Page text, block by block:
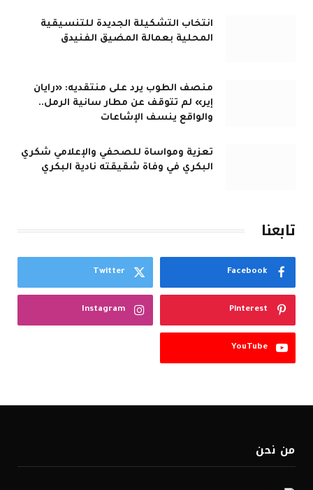
انتخاب التشكيلة الجديدة للتنسيقية
المحلية بعمالة المضيق الفنيدق
منصف الطوب يرد على منتقديه: «رايان
إير» لم تتوقف عن مطار سانية الرمل..
والواقع ينسف الإشاعات
تعزية ومواساة للصحفي والإعلامي شكري
البكري في وفاة شقيقته نادية البكري
تابعنا
Facebook
Twitter
Pinterest
Instagram
YouTube
من نحن